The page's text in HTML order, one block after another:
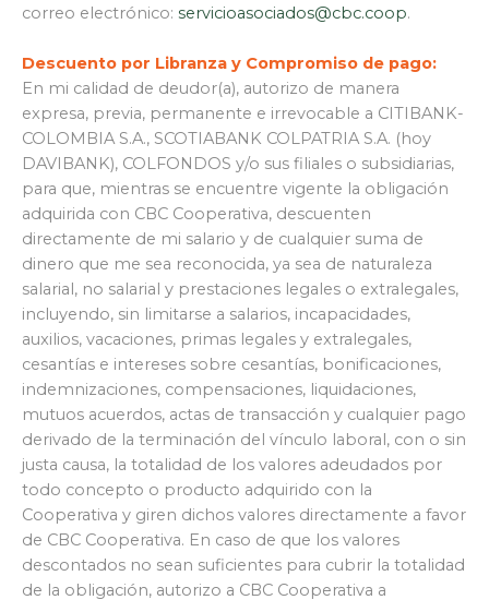
correo electrónico: servicioasociados@cbc.coop.
Descuento por Libranza y Compromiso de pago:
En mi calidad de deudor(a), autorizo de manera
expresa, previa, permanente e irrevocable a CITIBANK-
COLOMBIA S.A., SCOTIABANK COLPATRIA S.A. (hoy
DAVIBANK), COLFONDOS y/o sus filiales o subsidiarias,
para que, mientras se encuentre vigente la obligación
adquirida con CBC Cooperativa, descuenten
directamente de mi salario y de cualquier suma de
dinero que me sea reconocida, ya sea de naturaleza
salarial, no salarial y prestaciones legales o extralegales,
incluyendo, sin limitarse a salarios, incapacidades,
auxilios, vacaciones, primas legales y extralegales,
cesantías e intereses sobre cesantías, bonificaciones,
indemnizaciones, compensaciones, liquidaciones,
mutuos acuerdos, actas de transacción y cualquier pago
derivado de la terminación del vínculo laboral, con o sin
justa causa, la totalidad de los valores adeudados por
todo concepto o producto adquirido con la
Cooperativa y giren dichos valores directamente a favor
de CBC Cooperativa. En caso de que los valores
descontados no sean suficientes para cubrir la totalidad
de la obligación, autorizo a CBC Cooperativa a